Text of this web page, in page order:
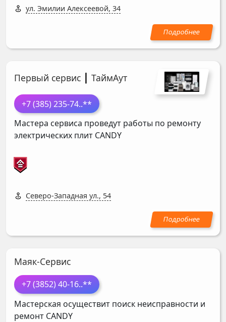
ул. Эмилии Алексеевой, 34
Первый сервис ┃ ТаймАут
+7 (385) 235-74..**
Мастера сервиса проведут работы по ремонту
электрических плит CANDY
Северо-Западная ул., 54
Маяк-Сервис
+7 (3852) 40-16..**
Мастерская осуществит поиск неисправности и
ремонт CANDY